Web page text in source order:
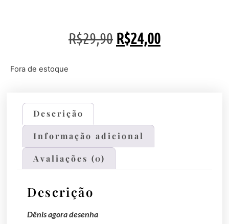
R$29,90 R$24,00
Fora de estoque
Descrição
Informação adicional
Avaliações (0)
Descrição
Dênis agora desenha